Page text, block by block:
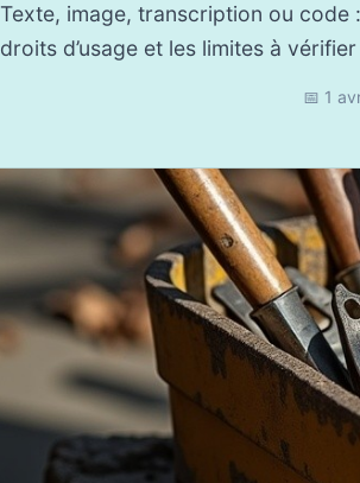
Texte, image, transcription ou
droits d’usage et les limites à
📅 1